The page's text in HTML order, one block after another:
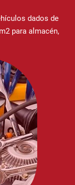
dados de
para almacén,